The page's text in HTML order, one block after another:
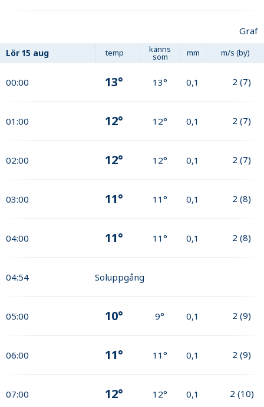
Graf
Lör 15 aug temp känns
som mm m/s (by)
00:00 13° 13° 0,1 2 (7)
01:00 12° 12° 0,1 2 (7)
02:00 12° 12° 0,1 2 (7)
03:00 11° 11° 0,1 2 (8)
04:00 11° 11° 0,1 2 (8)
04:54 Soluppgång
05:00 10° 9° 0,1 2 (9)
06:00 11° 11° 0,1 2 (9)
07:00 12° 12° 0,1 2 (10)